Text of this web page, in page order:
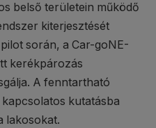
belső területein működő
kiterjesztését
során, a Car-goNE-
kerékpározás
A fenntartható
kutatásba
lakosokat.